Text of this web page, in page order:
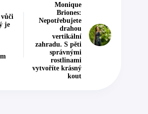
je
Monique
Briones:
Nepotřebujete
drahou
vertikální
zahradu. S pěti
správnými
rostlinami
vytvoříte krásný
kout